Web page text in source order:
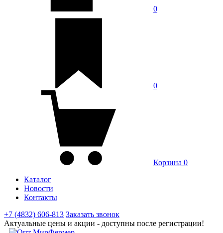
0
0
Корзина 0
Каталог
Новости
Контакты
+7 (4832) 606-813 Заказать звонок
Актуальные цены и акции - доступны после регистрации!